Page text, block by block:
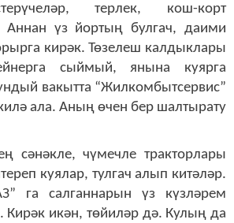
терлек, кош-корт
Аннан үз йортың булгач, даими
кирәк. Төзелеш калдыклары
сыймый, янына куярга
вакытта “Жилкомбытсервис”
ала. Аның өчен бер шалтырату
сәнәкле, чүмечле тракторлары
куялар, тулгач алып китәләр.
га салганнарын үз күзләрем
Кирәк икән, төйиләр дә. Кулың да